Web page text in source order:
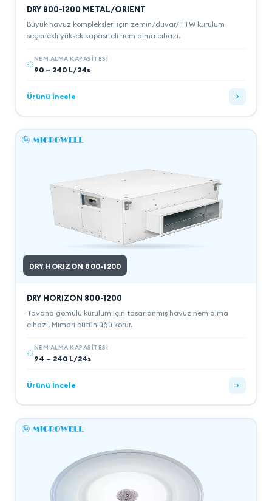
DRY 800-1200 METAL/ORIENT
Büyük havuz kompleksleri için zemin/duvar/TTW kurulum
seçenekli yüksek kapasiteli nem alma cihazı.
NEM ALMA KAPASITESI
90 – 240 L/24s
Ürünü İncele
DRY HORIZON 800-1200
DRY HORIZON 800-1200
Tavana gömülü kurulum için tasarlanmış havuz nem alma
cihazı. Mimari bütünlüğü korur.
NEM ALMA KAPASITESI
94 – 240 L/24s
Ürünü İncele